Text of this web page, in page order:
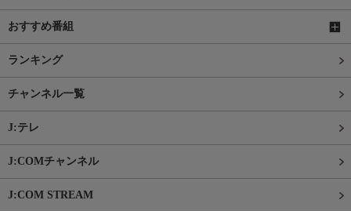
おすすめ番組
ランキング
チャンネル一覧
J:テレ
J:COMチャンネル
J:COM STREAM